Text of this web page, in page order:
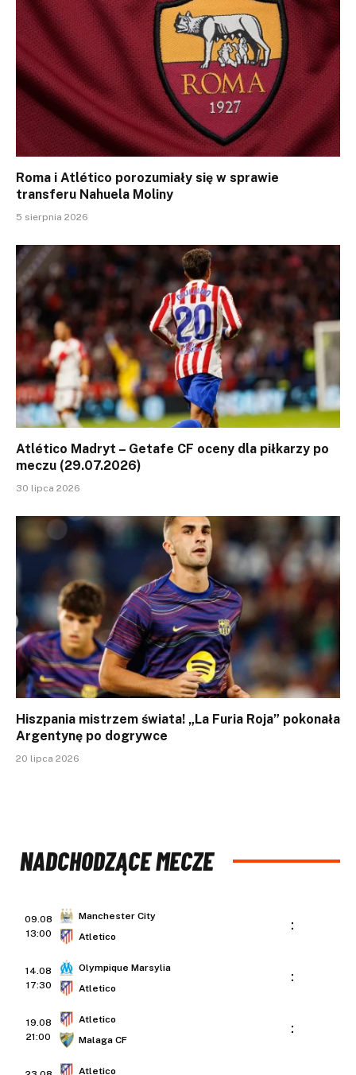
Roma i Atlético porozumiały się w sprawie
transferu Nahuela Moliny
5 sierpnia 2026
Atlético Madryt – Getafe CF oceny dla piłkarzy po
meczu (29.07.2026)
30 lipca 2026
Hiszpania mistrzem świata! „La Furia Roja” pokonała
Argentynę po dogrywce
20 lipca 2026
NADCHODZĄCE MECZE
09.08
13:00
Manchester City
Atletico
:
14.08
17:30
Olympique Marsylia
Atletico
:
19.08
21:00
Atletico
Malaga CF
:
Atletico